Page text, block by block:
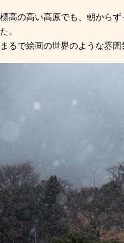
標高の高い高原でも、朝から
た。
まるで絵画の世界のような雰囲